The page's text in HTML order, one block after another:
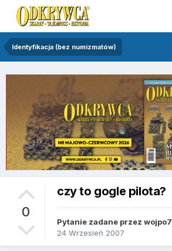
Identyfikacja (bez numizmatów)
0
czy to gogle pilota?
Pytanie zadane przez wojpo7
24 Wrzesień 2007